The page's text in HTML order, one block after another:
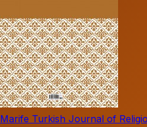
Marife Turkish Journal of